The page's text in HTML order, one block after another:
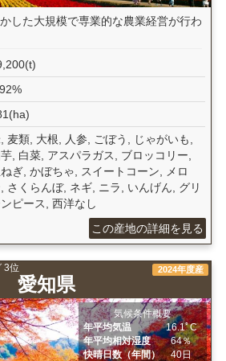
した大規模で専業的な農業経営が行わ
麦類, 大根, 人参, ごぼう, じゃがいも,
, 白菜, アスパラガス, ブロッコリー,
ぎ, かぼちゃ, スイートコーン, メロ
, さくらんぼ, ネギ, ニラ, いんげん, グリ
ピース, 西洋なし
この産地の詳細を見る
3位
愛知県
2024年度産
気候条件概要
年平均気温
16.1ﾟC
年平均相対湿度
64％
快晴日数（年間）
40日